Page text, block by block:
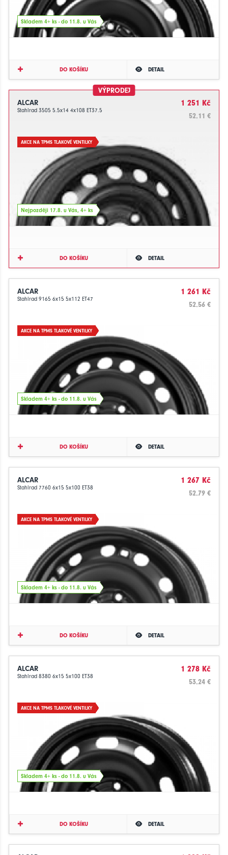
Skladem 4+ ks - do 11.8. u Vás
DO KOŠÍKU DETAIL
VÝPRODEJ
ALCAR
Stahlrad 3505 5.5x14 4x108 ET37.5
1 251 Kč
52.11 €
AKCE NA TPMS TLAKOVÉ VENTILKY
Nejpozději 17.8. u Vás, 4+ ks
DO KOŠÍKU DETAIL
ALCAR
Stahlrad 9165 6x15 5x112 ET47
1 261 Kč
52.56 €
AKCE NA TPMS TLAKOVÉ VENTILKY
Skladem 4+ ks - do 11.8. u Vás
DO KOŠÍKU DETAIL
ALCAR
Stahlrad 7760 6x15 5x100 ET38
1 267 Kč
52.79 €
AKCE NA TPMS TLAKOVÉ VENTILKY
Skladem 4+ ks - do 11.8. u Vás
DO KOŠÍKU DETAIL
ALCAR
Stahlrad 8380 6x15 5x100 ET38
1 278 Kč
53.24 €
AKCE NA TPMS TLAKOVÉ VENTILKY
Skladem 4+ ks - do 11.8. u Vás
DO KOŠÍKU DETAIL